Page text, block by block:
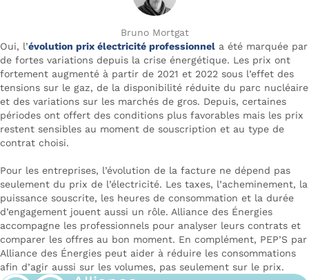
Bruno Mortgat
Oui, l’évolution prix électricité professionnel a été marquée par
de fortes variations depuis la crise énergétique. Les prix ont
fortement augmenté à partir de 2021 et 2022 sous l’effet des
tensions sur le gaz, de la disponibilité réduite du parc nucléaire
et des variations sur les marchés de gros. Depuis, certaines
périodes ont offert des conditions plus favorables mais les prix
restent sensibles au moment de souscription et au type de
contrat choisi.
Pour les entreprises, l’évolution de la facture ne dépend pas
seulement du prix de l’électricité. Les taxes, l’acheminement, la
puissance souscrite, les heures de consommation et la durée
d’engagement jouent aussi un rôle. Alliance des Énergies
accompagne les professionnels pour analyser leurs contrats et
comparer les offres au bon moment. En complément, PEP’S par
Alliance des Énergies peut aider à réduire les consommations
afin d’agir aussi sur les volumes, pas seulement sur le prix.